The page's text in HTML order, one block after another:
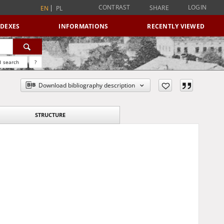
EN PL CONTRAST SHARE LOGIN
INFORMATIONS RECENTLY VIEWED
search ?
Download bibliography description
STRUCTURE